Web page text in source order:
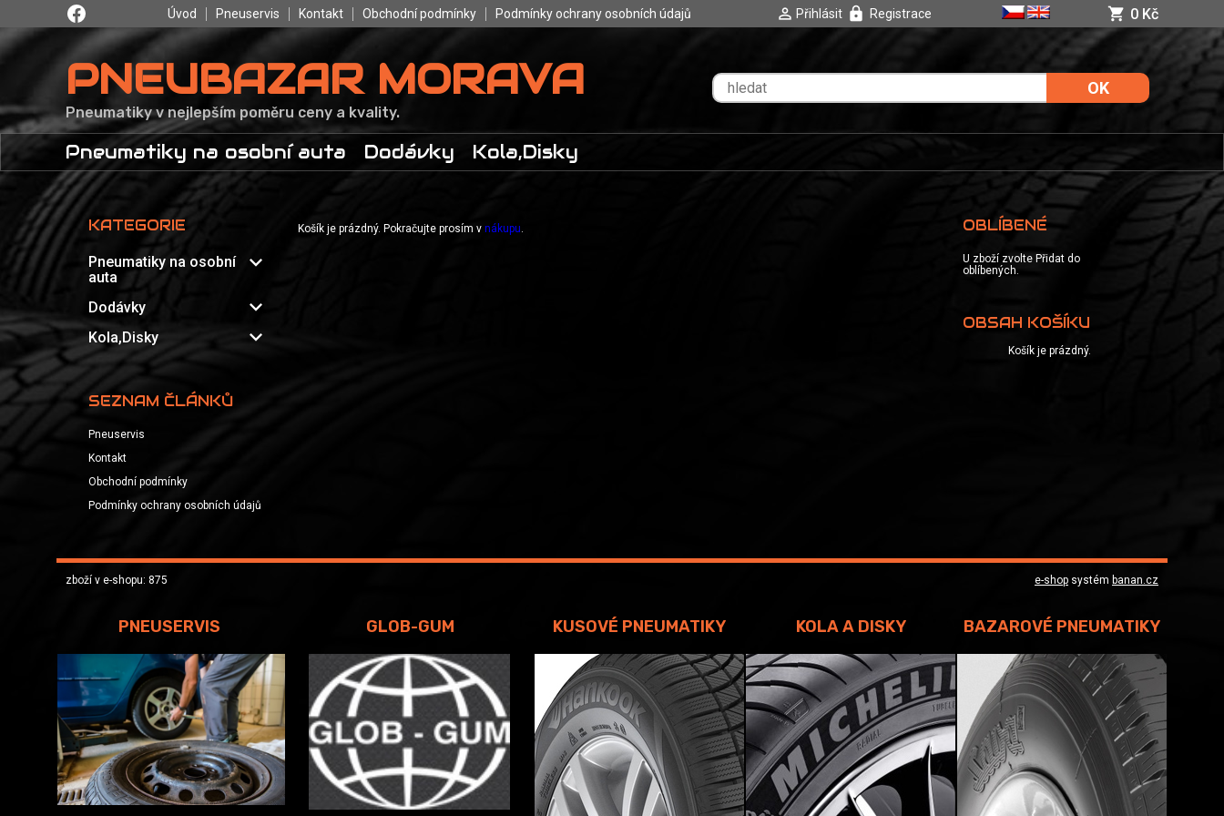
Úvod Pneuservis Kontakt Obchodní podmínky Podmínky ochrany osobních údajů Přihlásit Registrace 0 Kč
PNEUBAZAR MORAVA
Pneumatiky v nejlepším poměru ceny a kvality.
Pneumatiky na osobní auta Dodávky Kola,Disky
KATEGORIE
Pneumatiky na osobní
auta
expand_more
Dodávky expand_more
Kola,Disky expand_more
SEZNAM ČLÁNKŮ
Pneuservis
Kontakt
Obchodní podmínky
Podmínky ochrany osobních údajů
Košík je prázdný. Pokračujte prosím v nákupu. OBLÍBENÉ
U zboží zvolte Přidat do
oblíbených.
OBSAH KOŠÍKU
Košík je prázdný.
zboží v e-shopu: 875 e-shop systém banan.cz
PNEUSERVIS GLOB-GUM KUSOVÉ PNEUMATIKY KOLA A DISKY BAZAROVÉ PNEUMATIKY